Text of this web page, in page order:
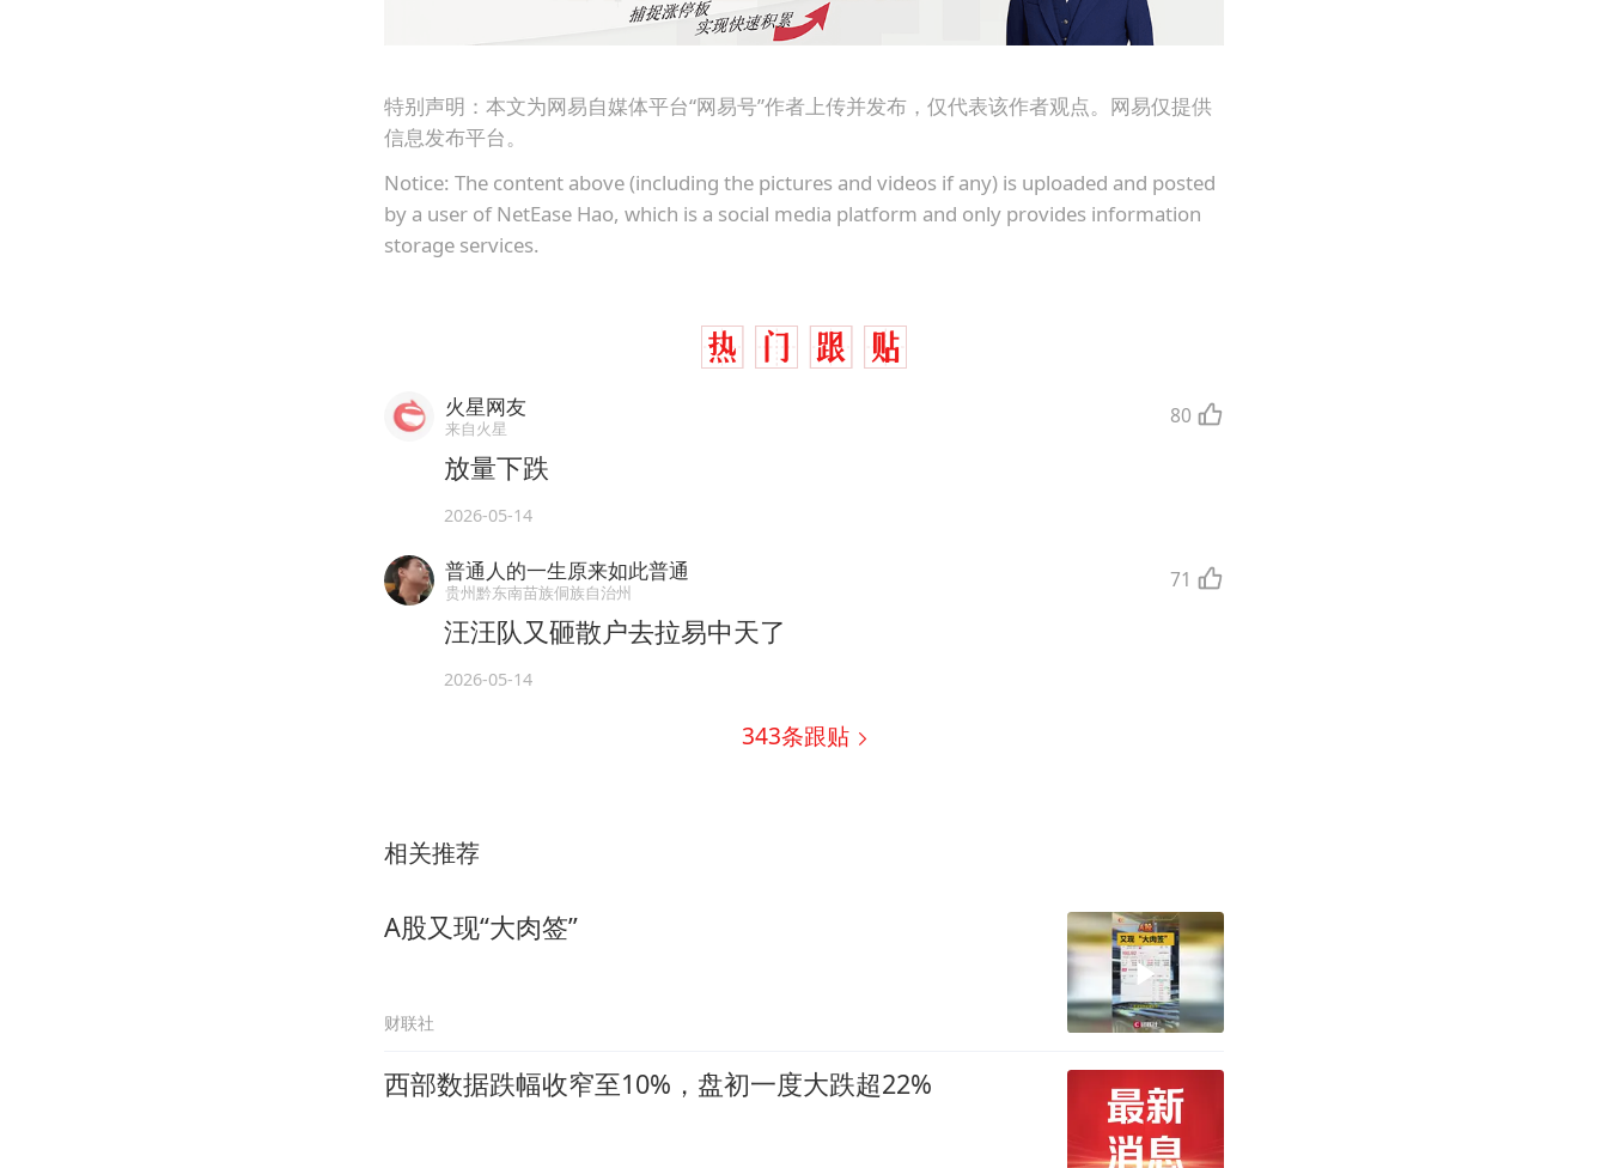
特别声明：本文为网易自媒体平台“网易号”作者上传并发布，仅代表该作者观点。网易仅提供
信息发布平台。
Notice: The content above (including the pictures and videos if any) is uploaded and posted
by a user of NetEase Hao, which is a social media platform and only provides information
storage services.
火星网友
来自火星 80
放量下跌
2026-05-14
普通人的一生原来如此普通
贵州黔东南苗族侗族自治州 71
汪汪队又砸散户去拉易中天了
2026-05-14
343条跟贴
相关推荐
A股又现“大肉签”
财联社
西部数据跌幅收窄至10%，盘初一度大跌超22%